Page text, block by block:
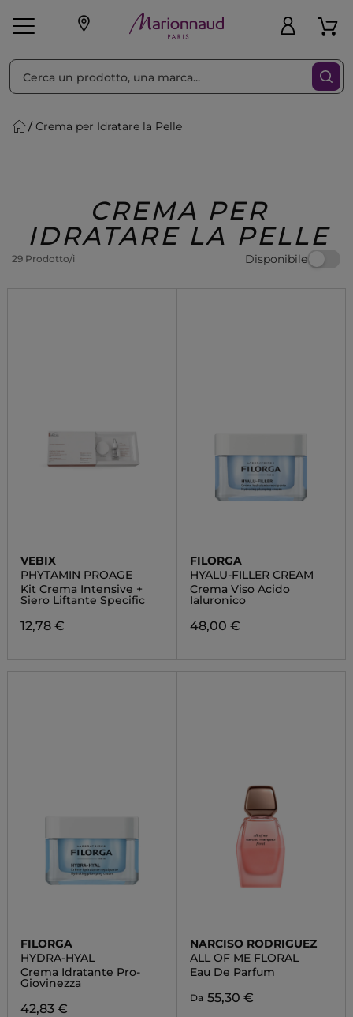
Make-up Profumi
Regalo
Crema per Idratare la Pelle
CREMA PER
IDRATARE LA PELLE
29 Prodotto/i Disponibile
Ordina per Filtra
VEBIX
PHYTAMIN PROAGE
Kit Crema Intensive +
Siero Liftante Specific
12,78 €
FILORGA
HYALU-FILLER CREAM
Crema Viso Acido
Ialuronico
48,00 €
FILORGA
HYDRA-HYAL
Crema Idratante Pro-
Giovinezza
42,83 €
NARCISO RODRIGUEZ
ALL OF ME FLORAL
Eau De Parfum
Da 55,30 €